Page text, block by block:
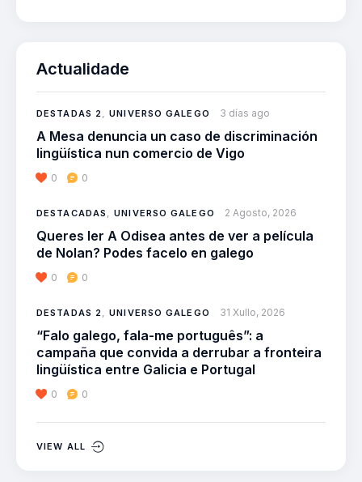
Actualidade
DESTADAS 2,UNIVERSO GALEGO 3 días ago
A Mesa denuncia un caso de discriminación
lingüística nun comercio de Vigo
0 0
DESTACADAS ,UNIVERSO GALEGO 2 Agosto, 2026
Queres ler A Odisea antes de ver a película
de Nolan? Podes facelo en galego
0 0
DESTADAS 2,UNIVERSO GALEGO 31 Xullo, 2026
“Falo galego, fala-me português”: a
campaña que convida a derrubar a fronteira
lingüística entre Galicia e Portugal
0 0
VIEW ALL